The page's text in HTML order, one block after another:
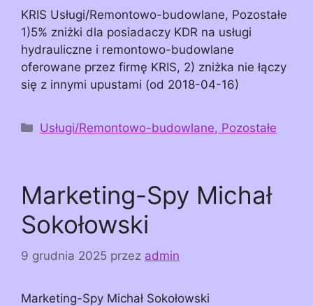
KRIS Usługi/Remontowo-budowlane, Pozostałe
1)5% zniżki dla posiadaczy KDR na usługi
hydrauliczne i remontowo-budowlane
oferowane przez firmę KRIS, 2) zniżka nie łączy
się z innymi upustami (od 2018-04-16)
Kategorie
Usługi/Remontowo-budowlane, Pozostałe
Marketing-Spy Michał
Sokołowski
9 grudnia 2025 przez admin
Marketing-Spy Michał Sokołowski